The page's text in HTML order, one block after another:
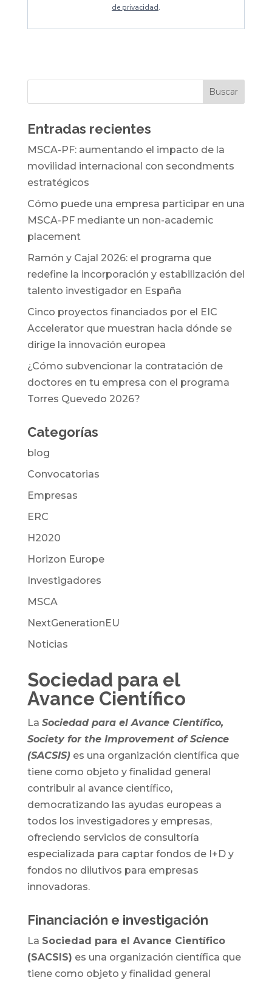
de privacidad.
Entradas recientes
MSCA-PF: aumentando el impacto de la
movilidad internacional con secondments
estratégicos
Cómo puede una empresa participar en una
MSCA-PF mediante un non-academic
placement
Ramón y Cajal 2026: el programa que
redefine la incorporación y estabilización del
talento investigador en España
Cinco proyectos financiados por el EIC
Accelerator que muestran hacia dónde se
dirige la innovación europea
¿Cómo subvencionar la contratación de
doctores en tu empresa con el programa
Torres Quevedo 2026?
Categorías
blog
Convocatorias
Empresas
ERC
H2020
Horizon Europe
Investigadores
MSCA
NextGenerationEU
Noticias
Sociedad para el
Avance Científico
La Sociedad para el Avance Científico,
Society for the Improvement of Science
(SACSIS)es una organización científica que
tiene como objeto y finalidad general
contribuir al avance científico,
democratizando las ayudas europeas a
todos los investigadores y empresas,
ofreciendo servicios de consultoría
especializada para captar fondos de I+D y
fondos no dilutivos para empresas
innovadoras.
Financiación e investigación
La Sociedad para el Avance Científico
(SACSIS) es una organización científica que
tiene como objeto y finalidad general